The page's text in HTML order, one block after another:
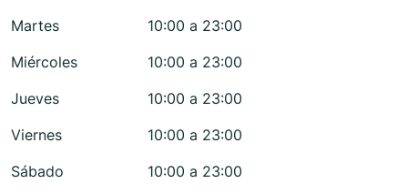
Martes
10:00 a 23:00
Miércoles
10:00 a 23:00
Jueves
10:00 a 23:00
Viernes
10:00 a 23:00
Sábado
10:00 a 23:00